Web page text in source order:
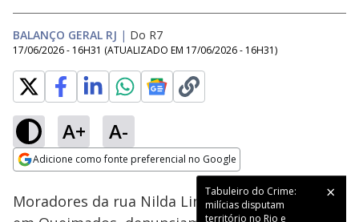
BALANÇO GERAL RJ | Do R7
17/06/2026 - 16H31 (ATUALIZADO EM 17/06/2026 - 16H31)
A+ A-
Adicione como fonte preferencial no Google
Tabuleiro do Crime:
milícias disputam
território no Rio e
Ativar
Loaded
27.34%
Moradores da rua Nilda Lima, na Vila Camarim,